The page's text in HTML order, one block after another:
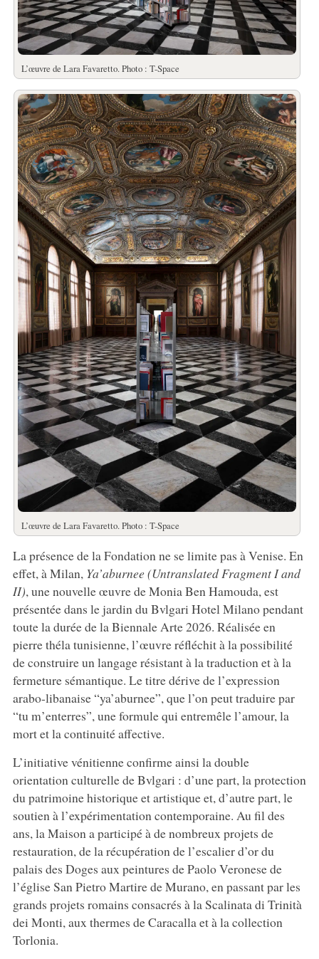
L’œuvre de Lara Favaretto. Photo : T-Space
L’œuvre de Lara Favaretto. Photo : T-Space
La présence de la Fondation ne se limite pas à Venise. En
effet, à Milan, Ya’aburnee (Untranslated Fragment I and
II), une nouvelle œuvre de Monia Ben Hamouda, est
présentée dans le jardin du Bvlgari Hotel Milano pendant
toute la durée de la Biennale Arte 2026. Réalisée en
pierre théla tunisienne, l’œuvre réfléchit à la possibilité
de construire un langage résistant à la traduction et à la
fermeture sémantique. Le titre dérive de l’expression
arabo-libanaise “ya’aburnee”, que l’on peut traduire par
“tu m’enterres”, une formule qui entremêle l’amour, la
mort et la continuité affective.
L’initiative vénitienne confirme ainsi la double
orientation culturelle de Bvlgari : d’une part, la protection
du patrimoine historique et artistique et, d’autre part, le
soutien à l’expérimentation contemporaine. Au fil des
ans, la Maison a participé à de nombreux projets de
restauration, de la récupération de l’escalier d’or du
palais des Doges aux peintures de Paolo Veronese de
l’église San Pietro Martire de Murano, en passant par les
grands projets romains consacrés à la Scalinata di Trinità
dei Monti, aux thermes de Caracalla et à la collection
Torlonia.